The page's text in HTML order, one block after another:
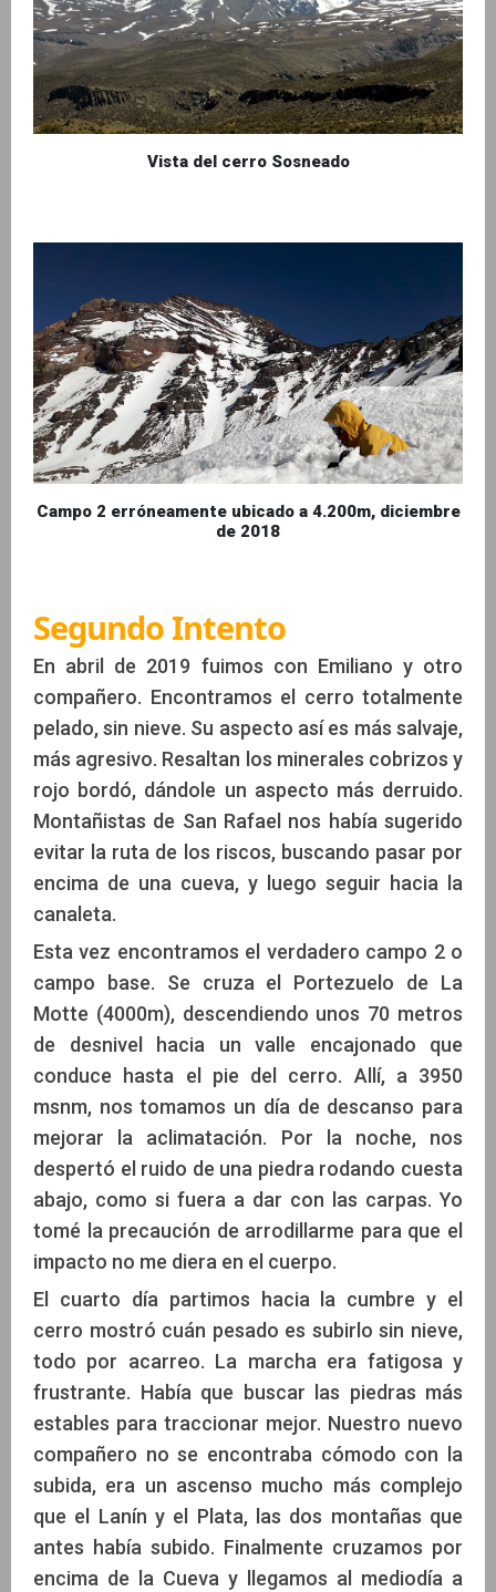
Vista del cerro Sosneado
Campo 2 erróneamente ubicado a 4.200m, diciembre
de 2018
Segundo Intento
En abril de 2019 fuimos con Emiliano y otro
compañero. Encontramos el cerro totalmente
pelado, sin nieve. Su aspecto así es más salvaje,
más agresivo. Resaltan los minerales cobrizos y
rojo bordó, dándole un aspecto más derruido.
Montañistas de San Rafael nos había sugerido
evitar la ruta de los riscos, buscando pasar por
encima de una cueva, y luego seguir hacia la
canaleta.
Esta vez encontramos el verdadero campo 2 o
campo base. Se cruza el Portezuelo de La
Motte (4000m), descendiendo unos 70 metros
de desnivel hacia un valle encajonado que
conduce hasta el pie del cerro. Allí, a 3950
msnm, nos tomamos un día de descanso para
mejorar la aclimatación. Por la noche, nos
despertó el ruido de una piedra rodando cuesta
abajo, como si fuera a dar con las carpas. Yo
tomé la precaución de arrodillarme para que el
impacto no me diera en el cuerpo.
El cuarto día partimos hacia la cumbre y el
cerro mostró cuán pesado es subirlo sin nieve,
todo por acarreo. La marcha era fatigosa y
frustrante. Había que buscar las piedras más
estables para traccionar mejor. Nuestro nuevo
compañero no se encontraba cómodo con la
subida, era un ascenso mucho más complejo
que el Lanín y el Plata, las dos montañas que
antes había subido. Finalmente cruzamos por
encima de la Cueva y llegamos al mediodía a